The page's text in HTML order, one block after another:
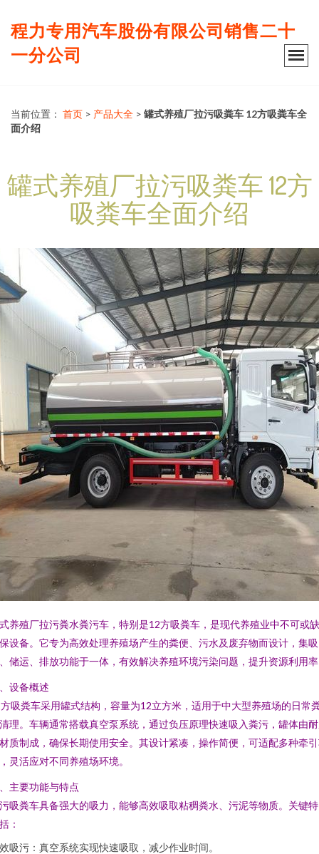
程力专用汽车股份有限公司销售二十
一分公司
当前位置： 首页 > 产品大全 > 罐式养殖厂拉污吸粪车 12方吸粪车全
面介绍
罐式养殖厂拉污吸粪车 12方
吸粪车全面介绍
养殖厂拉污粪水粪污车，特别是12方吸粪车，是现代养殖业中不可或
设备。它专为高效处理养殖场产生的粪便、污水及废弃物而设计，集吸
储运、排放功能于一体，有效解决养殖环境污染问题，提升资源利用
设备概述
吸粪车采用罐式结构，容量为12立方米，适用于中大型养殖场的日常
理。车辆通常搭载真空泵系统，通过负压原理快速吸入粪污，罐体由
质制成，确保长期使用安全。其设计紧凑，操作简便，可适配多种牵
灵活应对不同养殖场环境。
主要功能与特点
吸粪车具备强大的吸力，能够高效吸取粘稠粪水、污泥等物质。关键
：
吸污：真空系统实现快速吸取，减少作业时间。